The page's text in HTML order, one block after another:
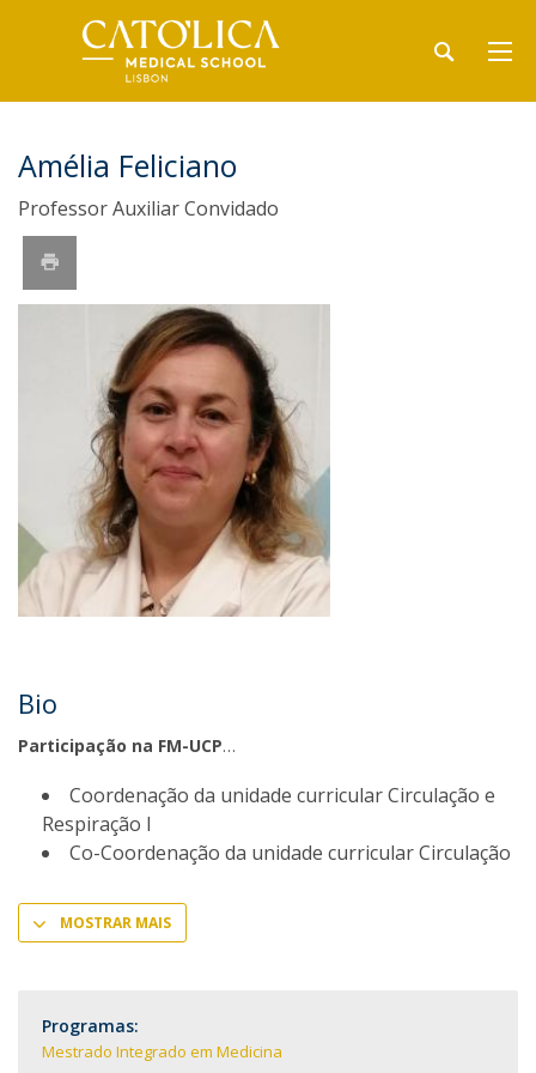
Amélia Feliciano
Professor Auxiliar Convidado
Bio
Participação na FM-UCP
Coordenação da unidade curricular Circulação e
Respiração I
Co-Coordenação da unidade curricular Circulação
MOSTRAR MAIS
Programas:
Mestrado Integrado em Medicina